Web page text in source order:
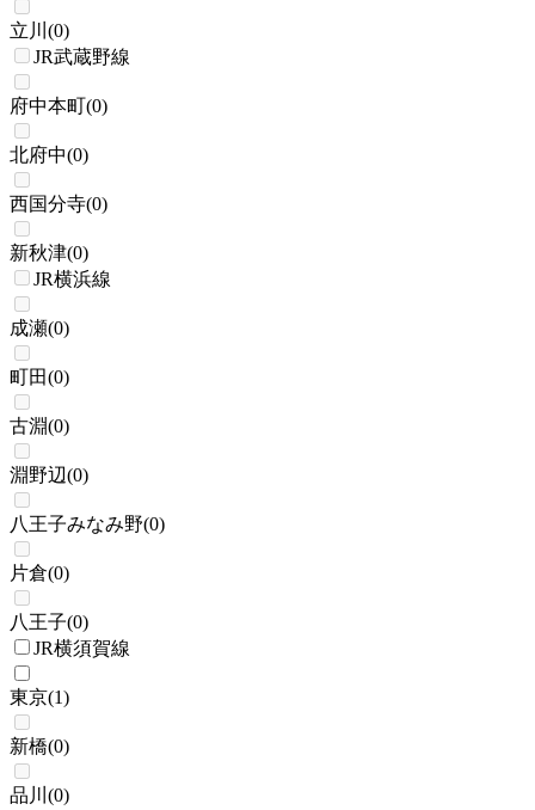
立川 (0)
JR武蔵野線
府中本町(0)
北府中(0)
西国分寺(0)
新秋津(0)
JR横浜線
成瀬(0)
町田(0)
古淵(0)
淵野辺(0)
八王子みなみ野(0)
片倉(0)
八王子(0)
JR横須賀線
東京(1)
新橋(0)
品川 (0)